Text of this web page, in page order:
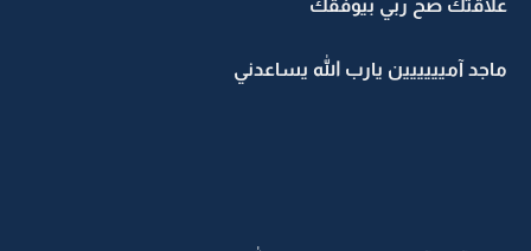
علآقتك صح ربي بيوفقك
ماجد آميييييين يارب الله يساعدني